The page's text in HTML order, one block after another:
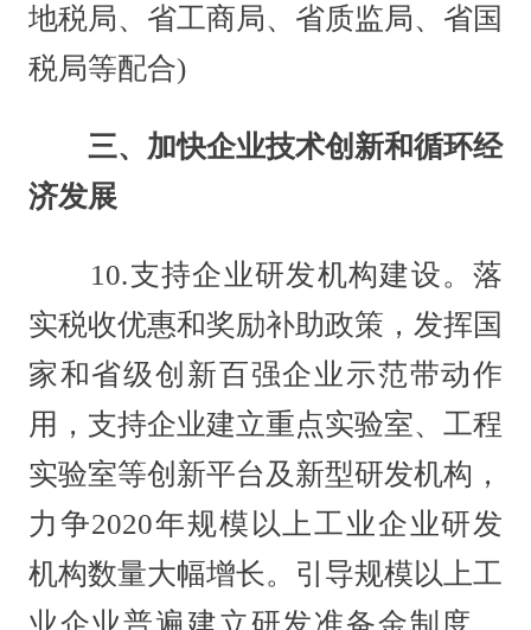
地税局、省工商局、省质监局、省国
税局等配合)
三、加快企业技术创新和循环经
济发展
10.支持企业研发机构建设。落
实税收优惠和奖励补助政策，发挥国
家和省级创新百强企业示范带动作
用，支持企业建立重点实验室、工程
实验室等创新平台及新型研发机构，
力争2020年规模以上工业企业研发
机构数量大幅增长。引导规模以上工
业企业普遍建立研发准备金制度。